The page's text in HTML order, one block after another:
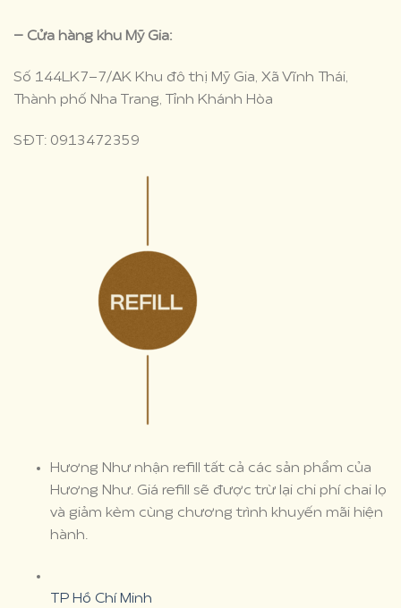
– Cửa hàng khu Mỹ Gia:
Số 144LK7-7/AK Khu đô thị Mỹ Gia, Xã Vĩnh Thái,
Thành phố Nha Trang, Tỉnh Khánh Hòa
SĐT: 0913472359
Hương Như nhận refill tất cả các sản phẩm của
Hương Như. Giá refill sẽ được trừ lại chi phí chai lọ
và giảm kèm cùng chương trình khuyến mãi hiện
hành.
TP Hồ Chí Minh